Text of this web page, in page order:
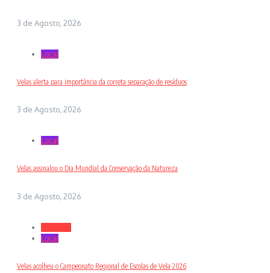
3 de Agosto, 2026
Local
Velas alerta para importância da correta separação de resíduos
3 de Agosto, 2026
Local
Velas assinalou o Dia Mundial da Conservação da Natureza
3 de Agosto, 2026
Local
Velas acolheu o Campeonato Regional de Escolas de Vela 2026